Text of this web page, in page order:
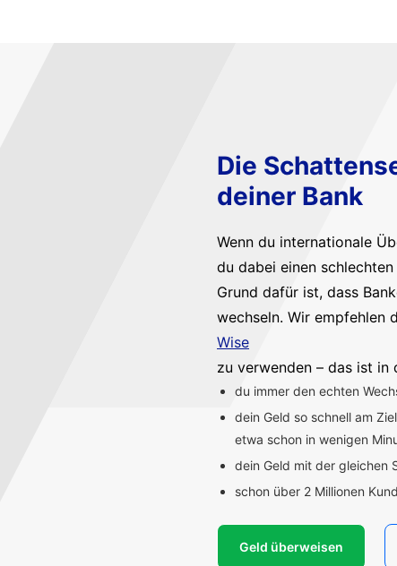
Die
deiner Bank
Wenn du internationale
du dabei einen
Grund dafür ist, dass
wechseln. Wir empfehlen
Wise
zu verwenden – das ist in
du immer den echten
dein Geld so schnell am
etwa schon in wenigen
dein Geld mit der gleichen
schon über 2 Millionen
Geld überweisen